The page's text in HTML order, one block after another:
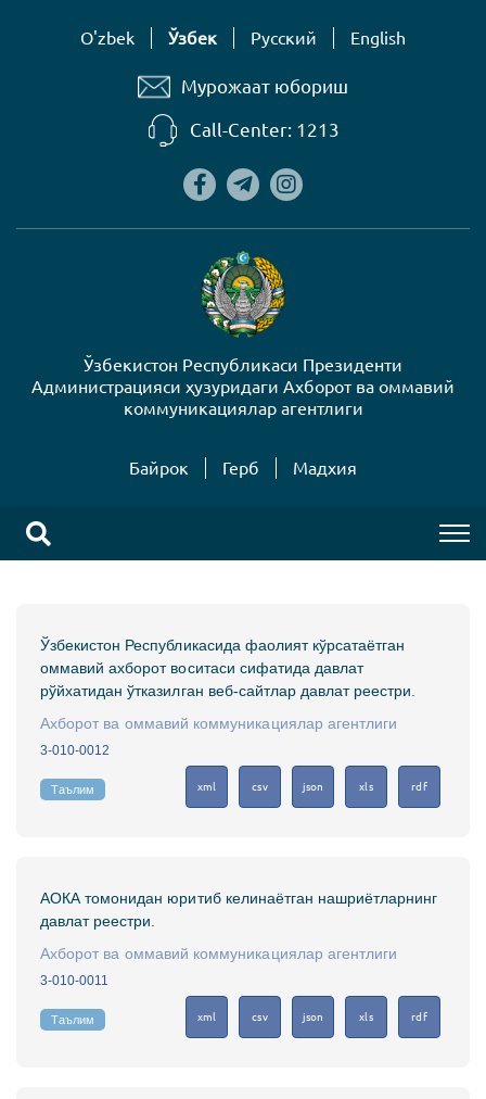
O'zbek Ўзбек Русский English
Мурожаат юбориш
Call-Center: 1213
Ўзбекистон Республикаси Президенти
Администрацияси ҳузуридаги Ахборот ва оммавий
коммуникациялар агентлиги
Байрок Герб Mадхия
Ўзбекистон Республикасида фаолият кўрсатаётган
оммавий ахборот воситаси сифатида давлат
рўйхатидан ўтказилган веб-сайтлар давлат реестри.
Ахборот ва оммавий коммуникациялар агентлиги
3-010-0012
Таълим xml csv json xls rdf
АОКА томонидан юритиб келинаётган нашриётларнинг
давлат реестри.
Ахборот ва оммавий коммуникациялар агентлиги
3-010-0011
Таълим xml csv json xls rdf